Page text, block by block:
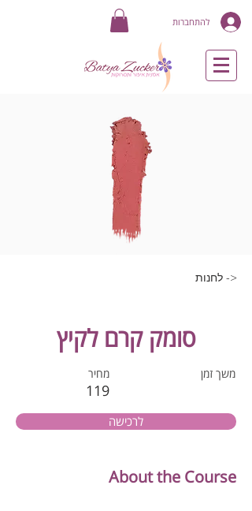
להתחברות
<- לחנות
סומק קרם לקיץ
מחיר
119
משך זמן
לרכישה
About the Course